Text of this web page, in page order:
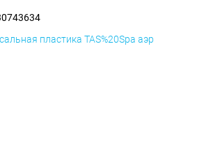
пластика TAS%20Spa аэр